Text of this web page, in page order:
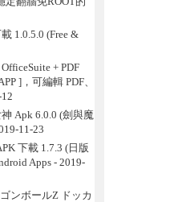
1.0.5.0 (Free &
+ PDF
]，可編輯 PDF、
Apk 6.0.0 (劍與魔
11-23
下載 1.7.3 (日版
Apps - 2019-
ンボールZ ドッカ